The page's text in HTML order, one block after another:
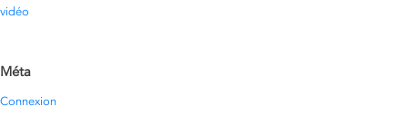
vidéo
Méta
Connexion